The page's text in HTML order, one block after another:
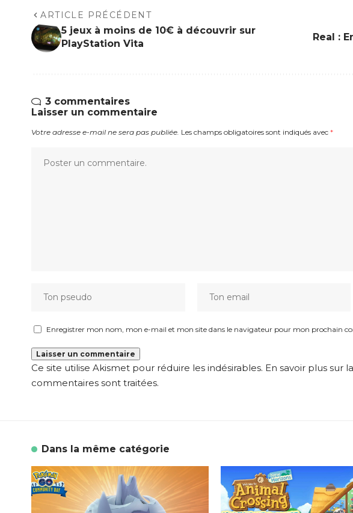
ARTICLE PRÉCÉDENT
5 jeux à moins de 10€ à découvrir sur
PlayStation Vita
Real :
3 commentaires
Laisser un commentaire
Votre adresse e-mail ne sera pas publiée. Les champs obligatoires sont indiqués avec *
Enregistrer mon nom, mon e-mail et mon site dans le navigateur pour mon prochain
Ce site utilise Akismet pour réduire les indésirables. En savoir plus sur
commentaires sont traitées.
Dans la même catégorie